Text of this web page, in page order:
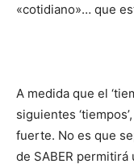
«cotidiano»… que
A medida que el
siguientes
fuerte. No es que
de SABER